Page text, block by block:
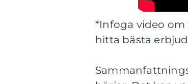
*Infoga video
hitta bästa